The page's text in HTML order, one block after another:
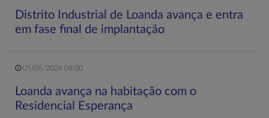
Distrito Industrial de Loanda avança e entra
em fase final de implantação
05/05/2026 08:00
Loanda avança na habitação com o
Residencial Esperança